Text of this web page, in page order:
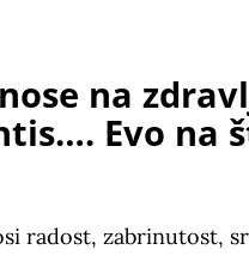
na
Evo na
radost, zabrinutost,